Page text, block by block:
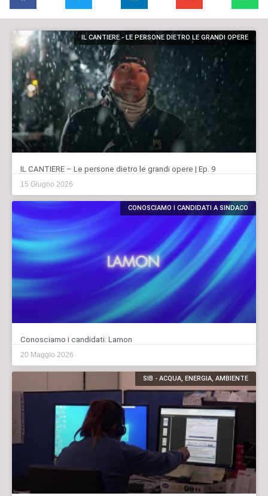
IL CANTIERE - LE PERSONE DIETRO LE GRANDI OPERE
IL CANTIERE – Le persone dietro le grandi opere | Ep. 9
15 Giugno 2026
CONOSCIAMO I CANDIDATI A SINDACO
Conosciamo i candidati: Lamon
20 Maggio 2026
SIB - ACQUA, ENERGIA, AMBIENTE